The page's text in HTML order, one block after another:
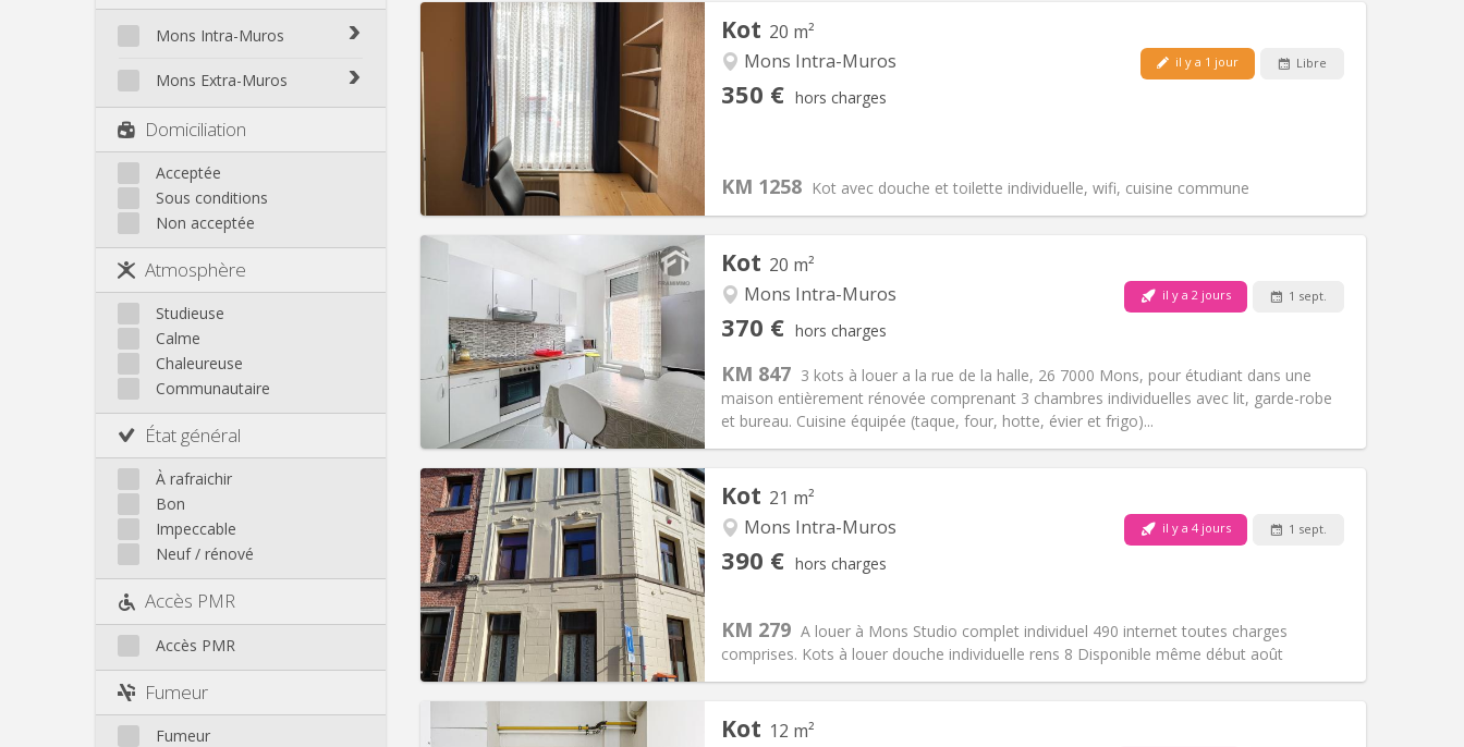
Mons Intra-Muros
Mons Intra-Muros
Mons Extra-Muros
Domiciliation
Acceptée
Sous conditions
Non acceptée
Atmosphère
Studieuse
Calme
Chaleureuse
Communautaire
État général
À rafraichir
Bon
Impeccable
Neuf / rénové
Accès PMR
Accès PMR
Fumeur
Fumeur
Kot 20 m²
Mons Intra-Muros
350 € hors charges
il y a 1 jour Libre
KM 1258 Kot avec douche et toilette individuelle, wifi, cuisine commune
Infos Pratiques
Loyer: 350 €
Charges:90 €
Durée:11 mois
Domiciliation:Non
Aménagement
Superficie:20 m2
Autre
Animaux de compagnie:Non
Kot 20 m²
Mons Intra-Muros
370 € hors charges
il y a 2 jours 1 sept.
KM 847 3 kots à louer a la rue de la halle, 26 7000 Mons, pour étudiant dans une
maison entièrement rénovée comprenant 3 chambres individuelles avec lit, garde-robe
et bureau. Cuisine équipée (taque, four, hotte, évier et frigo)...
Infos Pratiques
Loyer:370 €
Charges:80 €
Durée:12 mois, 11 mois, 10 mois
Domiciliation:Non
Aménagement
Salle de bain:Commune
Superficie:20 m2
Autre
Atmosphère:Studieuse,
Accès PMR:Non
Non-fumeur
Kot 21 m²
Mons Intra-Muros
390 € hors charges
il y a 4 jours 1 sept.
KM 279 A louer à Mons Studio complet individuel 490 internet toutes charges
comprises. Kots à louer douche individuelle rens 8 Disponible même début août
Infos Pratiques
Loyer:390 €
Charges:100 €
Durée:11 mois
Domiciliation:Non
Aménagement
Superficie:21 m2
Autre
Animaux de compagnie:Non
Kot 12 m²